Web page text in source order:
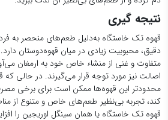
قهوه روبستا دانه‌ای مقاوم با طعمی جالب برای
یک فنجان قهوه روبستا می‌تواند تجربه‌ای متفاوت از آنچه با